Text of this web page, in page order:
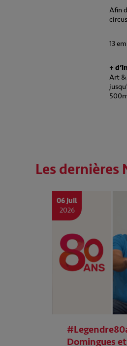
Afin
13
+
Art &
Les dernières
06 Juil
2026
Domingues